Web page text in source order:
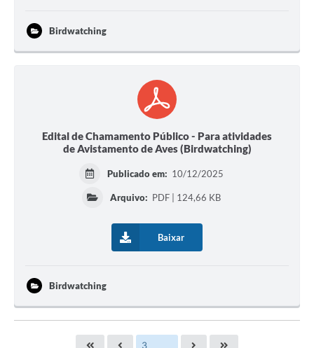
Birdwatching
Edital de Chamamento Público - Para atividades
de Avistamento de Aves (Birdwatching)
Publicado em: 10/12/2025
Arquivo: PDF | 124,66 KB
Baixar
Birdwatching